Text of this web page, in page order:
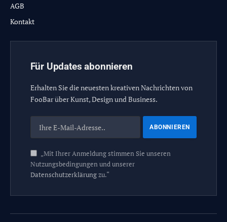
AGB
Kontakt
Für Updates abonnieren
Erhalten Sie die neuesten kreativen Nachrichten von
FooBar über Kunst, Design und Business.
„Mit Ihrer Anmeldung stimmen Sie unseren
Nutzungsbedingungen und unserer
Datenschutzerklärungzu.“